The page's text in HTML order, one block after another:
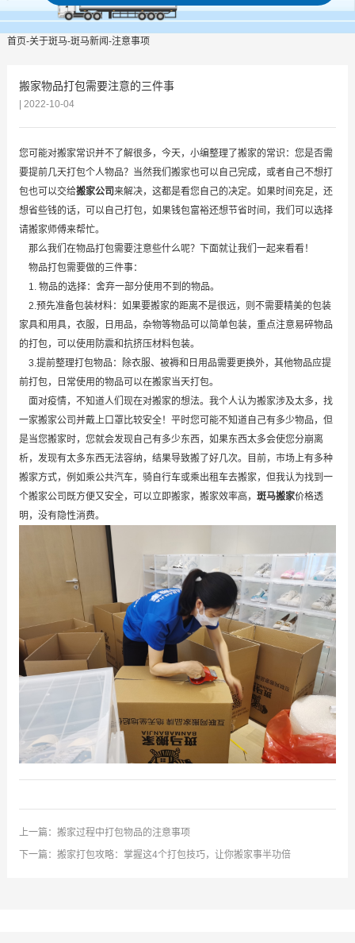
首页-关于斑马-斑马新闻-注意事项
搬家物品打包需要注意的三件事
| 2022-10-04
您可能对搬家常识并不了解很多，今天，小编整理了搬家的常识：您是否需
要提前几天打包个人物品？当然我们搬家也可以自己完成，或者自己不想打
包也可以交给搬家公司来解决，这都是看您自己的决定。如果时间充足，还
想省些钱的话，可以自己打包，如果钱包富裕还想节省时间，我们可以选择
请搬家师傅来帮忙。
那么我们在物品打包需要注意些什么呢？下面就让我们一起来看看！
物品打包需要做的三件事：
1. 物品的选择：舍弃一部分使用不到的物品。
2.预先准备包装材料：如果要搬家的距离不是很远，则不需要精美的包装
家具和用具，衣服，日用品，杂物等物品可以简单包装，重点注意易碎物品
的打包，可以使用防震和抗挤压材料包装。
3.提前整理打包物品：除衣服、被褥和日用品需要更换外，其他物品应提
前打包，日常使用的物品可以在搬家当天打包。
面对疫情，不知道人们现在对搬家的想法。我个人认为搬家涉及太多，找
一家搬家公司并戴上口罩比较安全！平时您可能不知道自己有多少物品，但
是当您搬家时，您就会发现自己有多少东西，如果东西太多会使您分崩离
析，发现有太多东西无法容纳，结果导致搬了好几次。目前，市场上有多种
搬家方式，例如乘公共汽车，骑自行车或乘出租车去搬家，但我认为找到一
个搬家公司既方便又安全，可以立即搬家，搬家效率高， 斑马搬家价格透
明，没有隐性消费。
上一篇： 搬家过程中打包物品的注意事项
下一篇： 搬家打包攻略：掌握这4个打包技巧，让你搬家事半功倍